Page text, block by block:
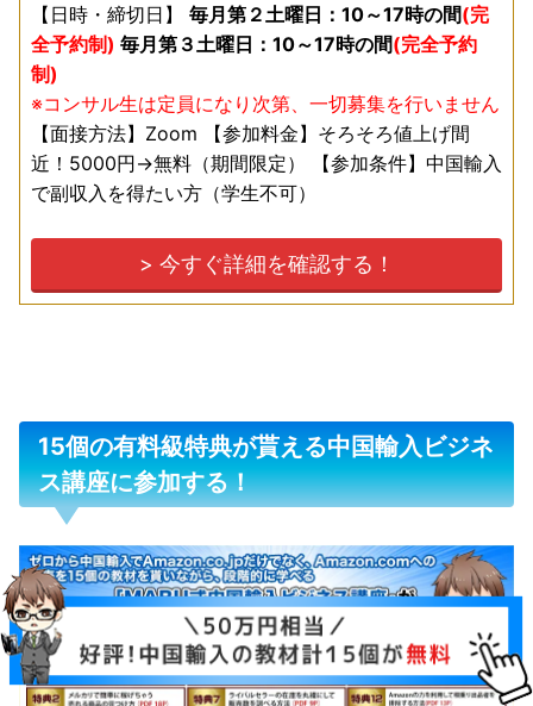
【日時・締切日】 毎月第２土曜日：10～17時の間(完
全予約制) 毎月第３土曜日：10～17時の間(完全予約
制)
※コンサル生は定員になり次第、一切募集を行いません
【面接方法】Zoom 【参加料金】そろそろ値上げ間
近！5000円→無料（期間限定） 【参加条件】中国輸入
で副収入を得たい方（学生不可）
> 今すぐ詳細を確認する！
15個の有料級特典が貰える中国輸入ビジネ
ス講座に参加する！